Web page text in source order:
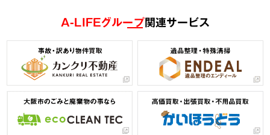
A-LIFEグループ関連サービス